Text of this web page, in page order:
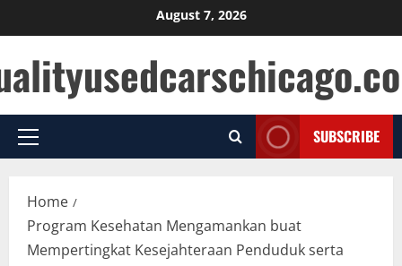
to
content
August 7, 2026
Primary
SUBSCRIBE
Home
Program Kesehatan Mengamankan buat
Mempertingkat Kesejahteraan Penduduk serta